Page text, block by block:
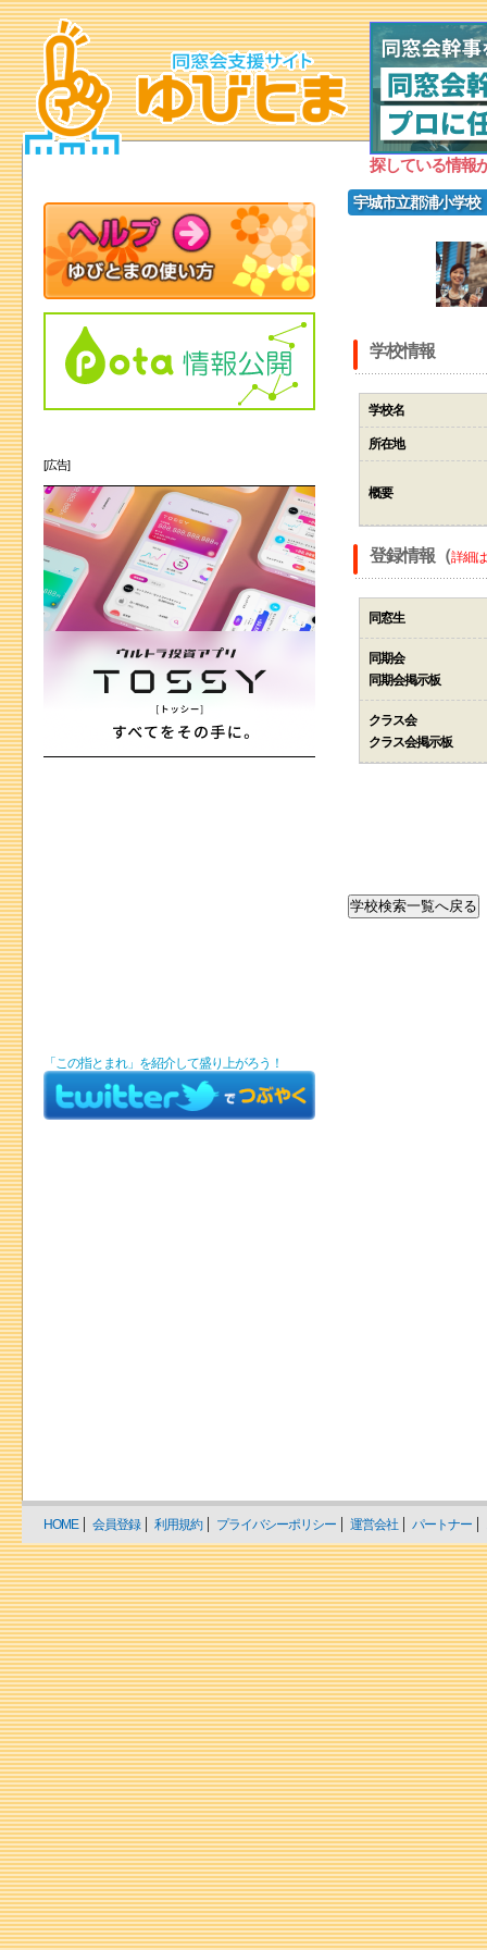
探している情報
宇城市立郡浦小学校
学校情報
学校名
所在地
概要
登録情報（詳細
同窓生
同期会
同期会掲示板
クラス会
クラス会掲示板
[広告]
「この指とまれ」を紹介して盛り上がろう！
HOME 会員登録 利用規約 プライバシーポリシー 運営会社 パートナー